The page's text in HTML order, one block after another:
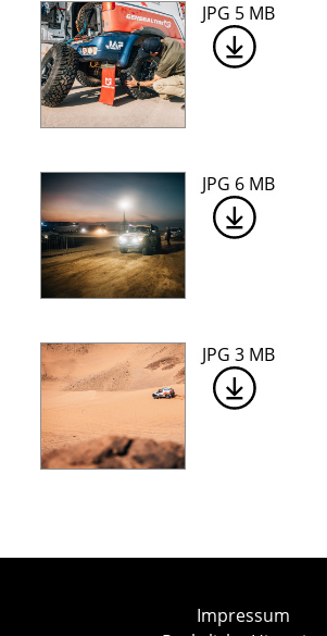
JPG 5 MB
JPG 6 MB
JPG 3 MB
Impressum